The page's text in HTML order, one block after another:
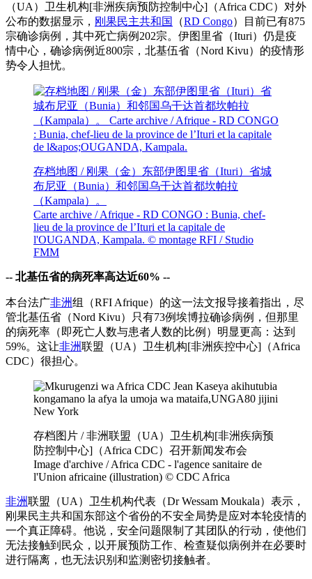
（UA）卫生机构[非洲疾病预防控制中心]（Africa CDC）对外
公布的数据显示， 刚果民主共和国 （RD Congo）目前已有875
宗确诊病例，其中死亡病例202宗。伊图里省（Ituri）仍是疫
情中心，确诊病例近800宗，北基伍省（Nord Kivu）的疫情形
势令人担忧。
存档地图 / 刚果（金）东部伊图里省（Ituri）省城
布尼亚（Bunia）和邻国乌干达首都坎帕拉
（Kampala）。
Carte archive / Afrique - RD CONGO : Bunia, chef-
lieu de la province de l’Ituri et la capitale de
l'OUGANDA, Kampala. © montage RFI / Studio
FMM
-- 北基伍省的病死率高达近60% --
本台法广非洲组（RFI Afrique）的这一法文报导接着指出，尽
管北基伍省（Nord Kivu）只有73例埃博拉确诊病例，但那里
的病死率（即死亡人数与患者人数的比例）明显更高：达到
59%。这让非洲联盟（UA）卫生机构[非洲疾控中心]（Africa
CDC）很担心。
存档图片 / 非洲联盟（UA）卫生机构[非洲疾病预
防控制中心]（Africa CDC）召开新闻发布会
Image d'archive / Africa CDC - l'agence sanitaire de
l'Union africaine (illustration) © CDC Africa
非洲联盟（UA）卫生机构代表（Dr Wessam Moukala）表示，
刚果民主共和国东部这个省份的不安全局势是应对本轮疫情的
一个真正障碍。他说，安全问题限制了其团队的行动，使他们
无法接触到民众，以开展预防工作、检查疑似病例并在必要时
进行隔离，也无法识别和监测密切接触者。